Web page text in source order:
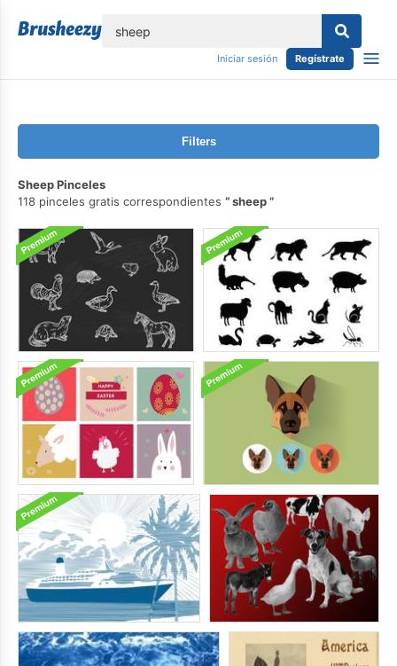
Iniciar sesión Regístrate
Filters
Sheep Pinceles
118 pinceles gratis correspondientes
sheep